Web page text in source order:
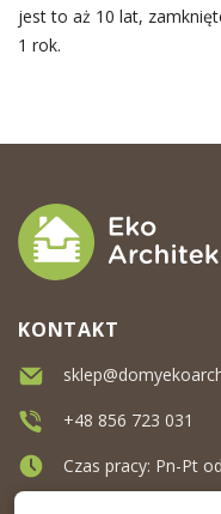
jest to aż 10 lat,
1 rok.
KONTAKT
+48 856 723 031
Czas pracy: Pn-Pt